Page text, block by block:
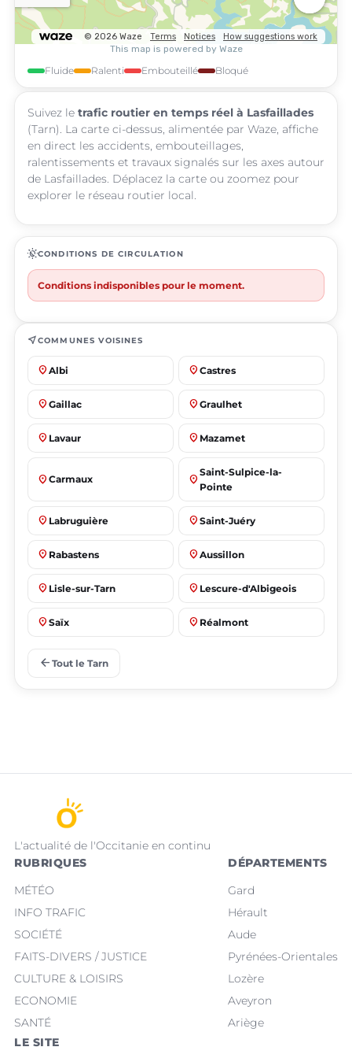
Fluide Ralenti Embouteillé Bloqué
Suivez le trafic routier en temps réel à Lasfaillades
(Tarn). La carte ci-dessus, alimentée par Waze, affiche
en direct les accidents, embouteillages,
ralentissements et travaux signalés sur les axes autour
de Lasfaillades. Déplacez la carte ou zoomez pour
explorer le réseau routier local.
routineCONDITIONS DE CIRCULATION
Conditions indisponibles pour le moment.
near_meCOMMUNES VOISINES
place Albi place Castres
place Gaillac place Graulhet
place Lavaur place Mazamet
place Carmaux place
Saint-Sulpice-la-
Pointe
place Labruguière place Saint-Juéry
place Rabastens place Aussillon
place Lisle-sur-Tarn place Lescure-d'Albigeois
place Saïx place Réalmont
place
arrow_back Tout le Tarn
L'actualité de l'Occitanie en continu
RUBRIQUES
MÉTÉO
INFO TRAFIC
SOCIÉTÉ
FAITS-DIVERS / JUSTICE
CULTURE & LOISIRS
ECONOMIE
SANTÉ
DÉPARTEMENTS
Gard
Hérault
Aude
Pyrénées-Orientales
Lozère
Aveyron
Ariège
LE SITE